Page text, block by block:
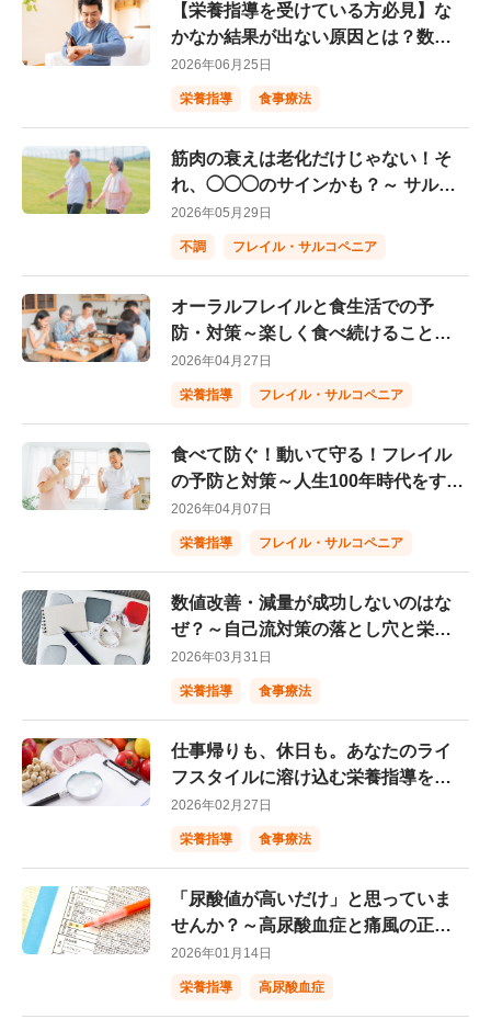
【栄養指導を受けている方必見】な
かなか結果が出ない原因とは？数値
改善のコツや具体例を紹介！
2026年06月25日
栄養指導 食事療法
筋肉の衰えは老化だけじゃない！そ
れ、◯◯◯のサインかも？～ サルコ
ペニアとロコモを防ぐために～
2026年05月29日
不調 フレイル・サルコペニア
オーラルフレイルと食生活での予
防・対策～楽しく食べ続けることが
健康寿命の延伸につながる～
2026年04月27日
栄養指導 フレイル・サルコペニア
食べて防ぐ！動いて守る！フレイル
の予防と対策～人生100年時代をすこ
やかに生きるために～
2026年04月07日
栄養指導 フレイル・サルコペニア
数値改善・減量が成功しないのはな
ぜ？～自己流対策の落とし穴と栄養
指導による成功事例～
2026年03月31日
栄養指導 食事療法
仕事帰りも、休日も。あなたのライ
フスタイルに溶け込む栄養指導を。
～サルスクリニックの強みとは？～
2026年02月27日
栄養指導 食事療法
「尿酸値が高いだけ」と思っていま
せんか？～高尿酸血症と痛風の正し
い知識とは～
2026年01月14日
栄養指導 高尿酸血症